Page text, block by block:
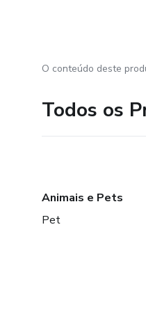
O conteúdo deste
Todos os
Animais e Pets
Pet